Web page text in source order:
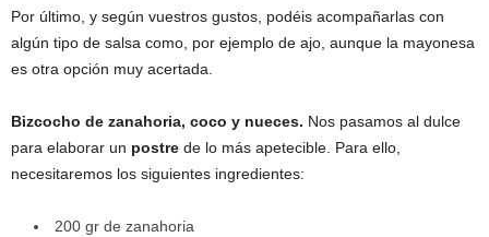
Por último, y según vuestros gustos, podéis acompañarlas con
algún tipo de salsa como, por ejemplo de ajo, aunque la mayonesa
es otra opción muy acertada.
Bizcocho de zanahoria, coco y nueces. Nos pasamos al dulce
para elaborar un postre de lo más apetecible. Para ello,
necesitaremos los siguientes ingredientes:
200 gr de zanahoria